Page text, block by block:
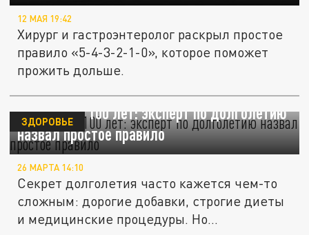
12 МАЯ 19:42
Хирург и гастроэнтеролог раскрыл простое
правило «5-4-3-2-1-0», которое поможет
прожить дольше.
Дожить до 100 лет: эксперт по долголетию
назвал простое правило
ЗДОРОВЬЕ
26 МАРТА 14:10
Секрет долголетия часто кажется чем-то
сложным: дорогие добавки, строгие диеты
и медицинские процедуры. Но...